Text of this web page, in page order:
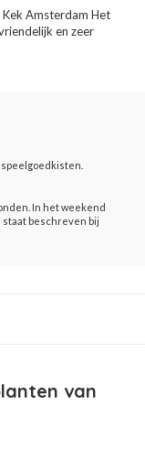
Amsterdam Het
en zeer
In het weekend
staat beschreven bij
van